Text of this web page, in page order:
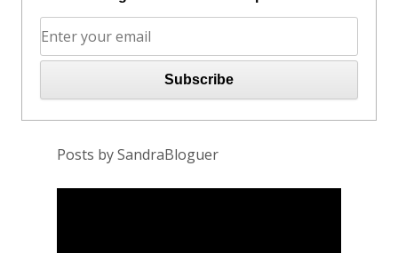
Posts by SandraBloguer